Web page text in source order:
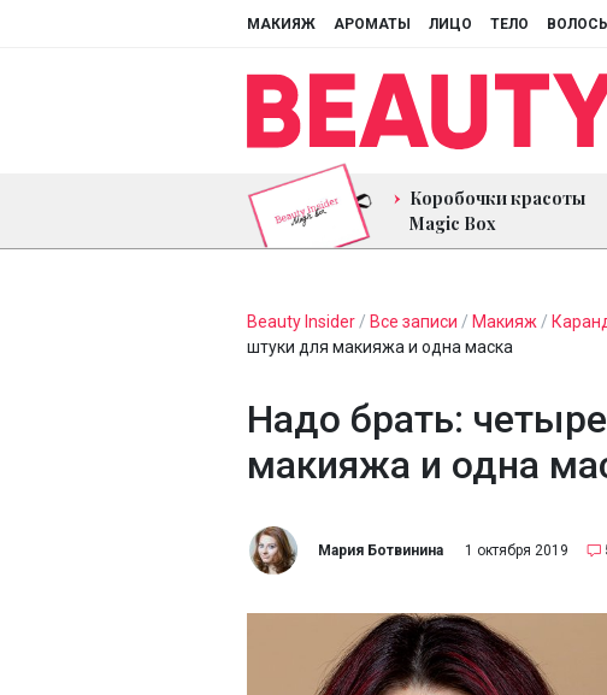
МАКИЯЖ АРОМАТЫ ЛИЦО ТЕЛО ВОЛОСЫ
Коробочки красоты
Magic Box
Beauty Insider / Все записи / Макияж /
штуки для макияжа и одна маска
Надо брать:
макияжа и одна
Мария Ботвинина 1 октября 2019